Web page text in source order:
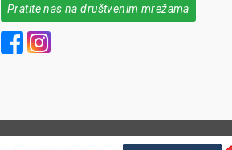
Pratite nas na društvenim mrežama